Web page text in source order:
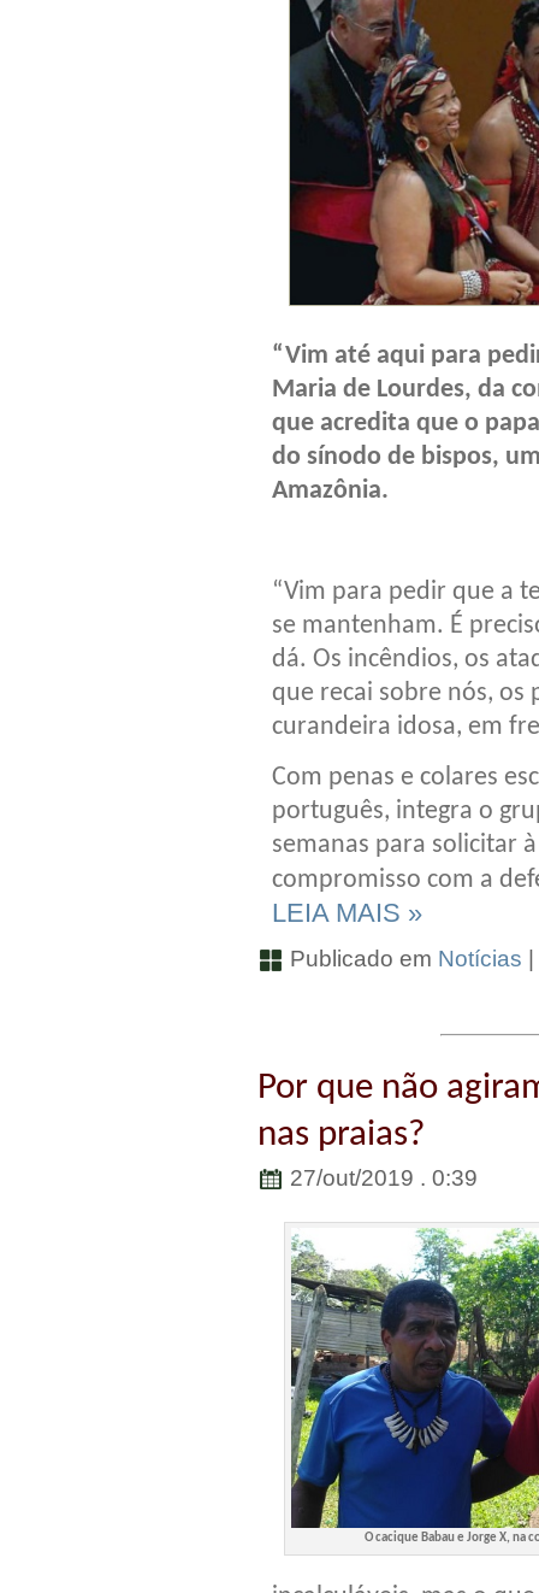
“Vim até aqui para
Maria de Lourdes, da
que acredita que o
do sínodo de bispos,
Amazônia.
“Vim para pedir que a
se mantenham. É
dá. Os incêndios, os
que recai sobre nós, os
curandeira idosa, em
Com penas e colares
português, integra o
semanas para solicitar
compromisso com a
LEIA MAIS »
Publicado em Notícias |
Por que não
nas praias?
27/out/2019 . 0:39
O cacique Babau e Jorge X, na